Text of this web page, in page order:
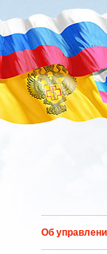
Перейти к
Об